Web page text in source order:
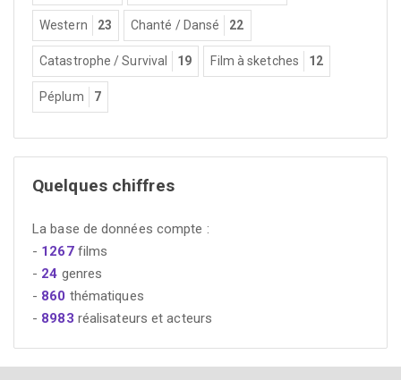
Western 23 Chanté / Dansé 22
Catastrophe / Survival 19 Film à sketches 12
Péplum 7
Quelques chiffres
La base de données compte :
- 1267films
- 24 genres
- 860 thématiques
- 8983 réalisateurs et acteurs